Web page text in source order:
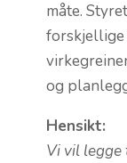
måte.
forskjellige
og
Hensikt:
Vi vil legge